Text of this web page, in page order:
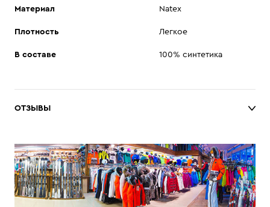
Материал Natex
Плотность Легкое
В составе 100% синтетика
ОТЗЫВЫ